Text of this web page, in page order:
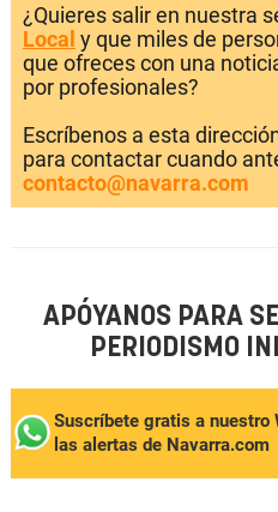
¿Quieres salir en nuestra
Local y que miles de
que ofreces con una
por profesionales?
Escríbenos a esta
para contactar cuando
contacto@navarra.com
APÓYANOS PARA
PERIODISMO
Suscríbete gratis a nuestro
las alertas de Navarra.com